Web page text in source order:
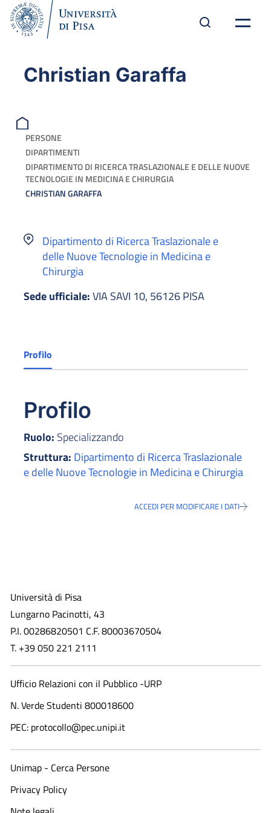
Christian Garaffa
PERSONE
DIPARTIMENTI
DIPARTIMENTO DI RICERCA TRASLAZIONALE E DELLE NUOVE
TECNOLOGIE IN MEDICINA E CHIRURGIA
CHRISTIAN GARAFFA
Dipartimento di Ricerca Traslazionale e
delle Nuove Tecnologie in Medicina e
Chirurgia
Sede ufficiale:VIA SAVI 10, 56126 PISA
Profilo
Profilo
Ruolo: Specializzando
Struttura: Dipartimento di Ricerca Traslazionale
e delle Nuove Tecnologie in Medicina e Chirurgia
ACCEDI PER MODIFICARE I DATI
Università di Pisa
Lungarno Pacinotti, 43
P.I. 00286820501 C.F. 80003670504
T. +39 050 221 2111
Ufficio Relazioni con il Pubblico -URP
N. Verde Studenti 800018600​
PEC: protocollo@pec.unipi.it
Unimap - Cerca Persone
Privacy Policy